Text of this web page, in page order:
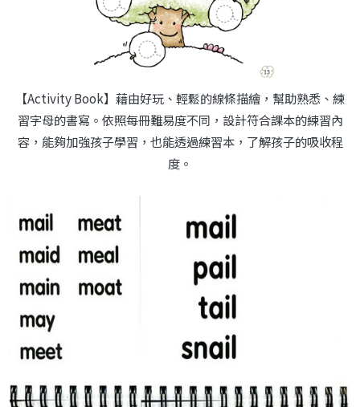
【Activity Book】藉由好玩、輕鬆的線條描繪，幫助熟悉、練
習字母的書寫。依照每冊難易度不同，設計符合課本的練習內
容，能夠加強孩子學習，也能透過練習本，了解孩子的吸收程
度。